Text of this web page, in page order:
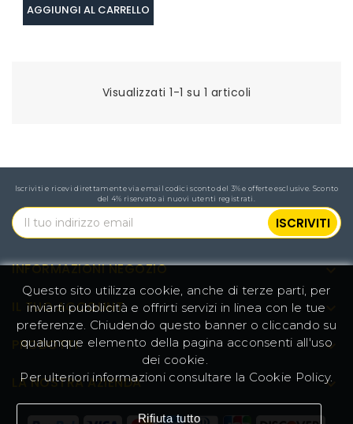
AGGIUNGI AL CARRELLO
Visualizzati 1-1 su 1 articoli
IL TUO ACCOUNT 
PRODOTTI 
LA NOSTRA AZIENDA 
INFORMAZIONI NEGOZIO 
Iscriviti e ricevi direttamente via email codici sconto del 3% e offerte esclusive. Sconto
del 4% riservato ai nuovi utenti registrati.
Questo sito utilizza cookie, anche di terze parti, per
inviarti pubblicità e offrirti servizi in linea con le tue
preferenze. Chiudendo questo banner o cliccando su
qualunque elemento della pagina acconsenti all'uso
dei cookie.
Per ulteriori informazioni consultare la Cookie Policy.
Rifiuta tutto